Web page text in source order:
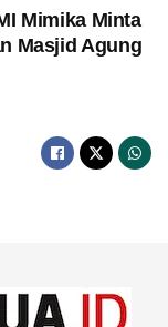
Mimika Minta
Masjid Agung